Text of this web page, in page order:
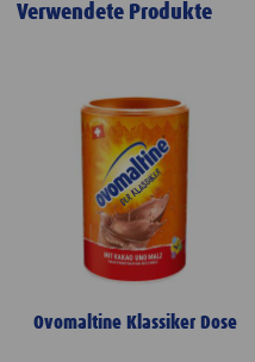
Verwendete Produkte
Ovomaltine Klassiker Dose